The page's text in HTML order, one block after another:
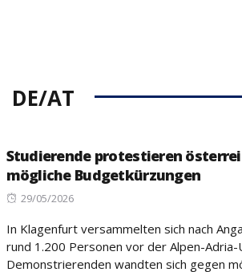
DE/AT
Studierende protestieren
mögliche Budgetkürzungen
Posted
29/05/2026
In Klagenfurt versammelten sich nach
rund 1.200 Personen vor der Alpen-
Demonstrierenden wandten sich gegen